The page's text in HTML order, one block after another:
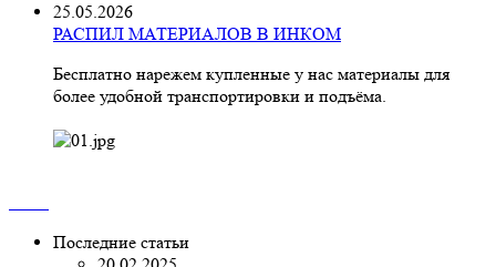
25.05.2026
РАСПИЛ МАТЕРИАЛОВ В ИНКОМ
Бесплатно нарежем купленные у нас материалы для
более удобной транспортировки и подъёма.
Последние статьи